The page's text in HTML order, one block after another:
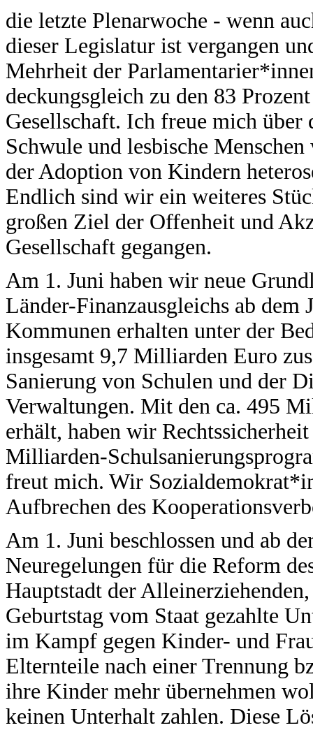
die letzte Plenarwoche - wenn
dieser Legislatur ist vergangen
Mehrheit der
deckungsgleich zu den 83
Gesellschaft. Ich freue mich über
Schwule und lesbische
der Adoption von Kindern
Endlich sind wir ein weiteres
großen Ziel der Offenheit und
Gesellschaft gegangen.
Am 1. Juni haben wir neue
Länder-Finanzausgleichs ab dem
Kommunen erhalten unter der
insgesamt 9,7 Milliarden Euro
Sanierung von Schulen und der
Verwaltungen. Mit den ca. 495
erhält, haben wir
Milliarden-
freut mich. Wir
Aufbrechen des
Am 1. Juni beschlossen und ab
Neuregelungen für die Reform
Hauptstadt der
Geburtstag vom Staat gezahlte
im Kampf gegen Kinder- und
Elternteile nach einer Trennung
ihre Kinder mehr übernehmen
keinen Unterhalt zahlen. Diese